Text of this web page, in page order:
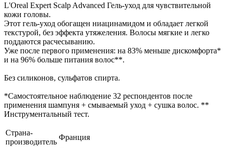
L'Oreal Expert Scalp Advanced Гель-уход для чувствительной
кожи головы.
Этот гель-уход обогащен ниацинамидом и обладает легкой
текстурой, без эффекта утяжеления. Волосы мягкие и легко
поддаются расчесыванию.
Уже после первого применения: на 83% меньше дискомфорта*
и на 96% больше питания волос**.
Без силиконов, сульфатов спирта.
*Самостоятельное наблюдение 32 респондентов после
применения шампуня + смываемый уход + сушка волос. **
Инструментальный тест.
Страна-
производитель
Франция